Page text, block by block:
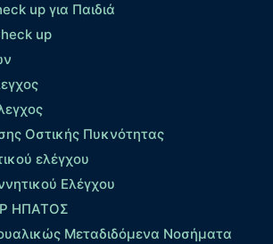
up για Παιδιά
up
Οστικής Πυκνότητας
ελέγχου
Ελέγχου
HΠΑΤΟΣ
Μεταδιδόμενα Νοσήματα